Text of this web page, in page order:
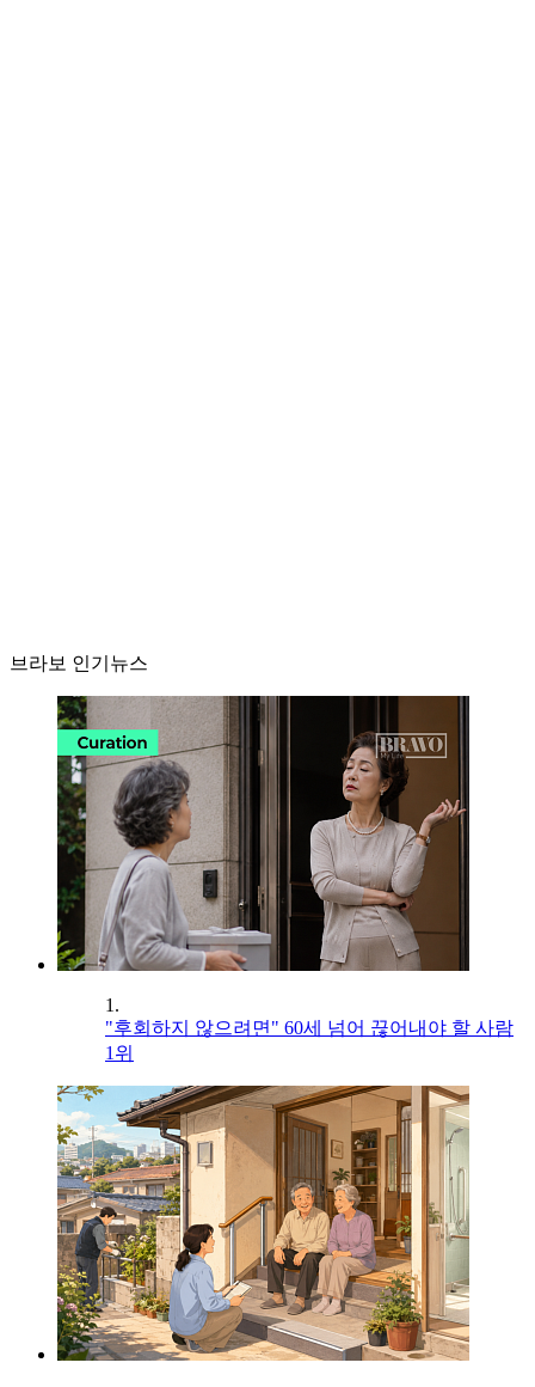
브라보 인기뉴스
1.
"후회하지 않으려면" 60세 넘어 끊어내야 할 사람
1위